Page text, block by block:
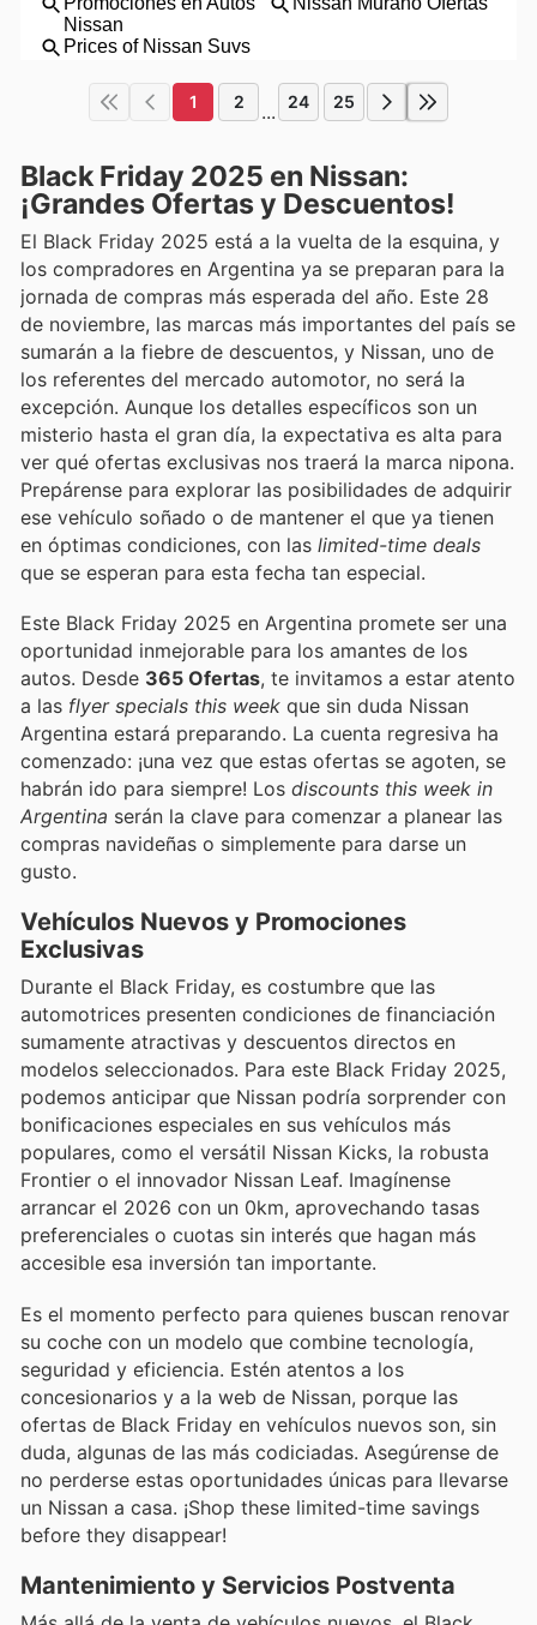
1 2 ... 24 25
Black Friday 2025 en Nissan:
¡Grandes Ofertas y Descuentos!
El Black Friday 2025 está a la vuelta de la esquina, y
los compradores en Argentina ya se preparan para la
jornada de compras más esperada del año. Este 28
de noviembre, las marcas más importantes del país se
sumarán a la fiebre de descuentos, y Nissan, uno de
los referentes del mercado automotor, no será la
excepción. Aunque los detalles específicos son un
misterio hasta el gran día, la expectativa es alta para
ver qué ofertas exclusivas nos traerá la marca nipona.
Prepárense para explorar las posibilidades de adquirir
ese vehículo soñado o de mantener el que ya tienen
en óptimas condiciones, con las limited-time deals
que se esperan para esta fecha tan especial.
Este Black Friday 2025 en Argentina promete ser una
oportunidad inmejorable para los amantes de los
autos. Desde 365 Ofertas, te invitamos a estar atento
a las flyer specials this week que sin duda Nissan
Argentina estará preparando. La cuenta regresiva ha
comenzado: ¡una vez que estas ofertas se agoten, se
habrán ido para siempre! Los discounts this week in
Argentina serán la clave para comenzar a planear las
compras navideñas o simplemente para darse un
gusto.
Vehículos Nuevos y Promociones
Exclusivas
Durante el Black Friday, es costumbre que las
automotrices presenten condiciones de financiación
sumamente atractivas y descuentos directos en
modelos seleccionados. Para este Black Friday 2025,
podemos anticipar que Nissan podría sorprender con
bonificaciones especiales en sus vehículos más
populares, como el versátil Nissan Kicks, la robusta
Frontier o el innovador Nissan Leaf. Imagínense
arrancar el 2026 con un 0km, aprovechando tasas
preferenciales o cuotas sin interés que hagan más
accesible esa inversión tan importante.
Es el momento perfecto para quienes buscan renovar
su coche con un modelo que combine tecnología,
seguridad y eficiencia. Estén atentos a los
concesionarios y a la web de Nissan, porque las
ofertas de Black Friday en vehículos nuevos son, sin
duda, algunas de las más codiciadas. Asegúrense de
no perderse estas oportunidades únicas para llevarse
un Nissan a casa. ¡Shop these limited-time savings
before they disappear!
Mantenimiento y Servicios Postventa